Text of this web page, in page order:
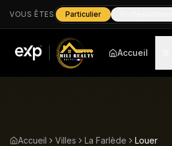
VOUS ÊTES Particulier
Accueil
Accueil Villes La Farlède Louer